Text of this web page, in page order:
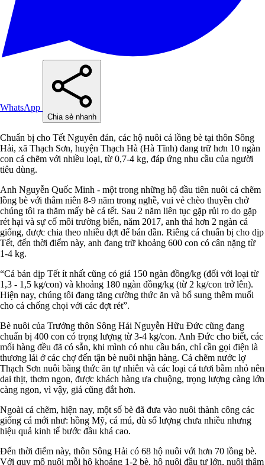
WhatsApp
Chia sẻ nhanh
Chuẩn bị cho Tết Nguyên đán, các hộ nuôi cá lồng bè tại thôn Sông
Hải, xã Thạch Sơn, huyện Thạch Hà (Hà Tĩnh) đang trữ hơn 10 ngàn
con cá chẽm với nhiều loại, từ 0,7-4 kg, đáp ứng nhu cầu của người
tiêu dùng.
Anh Nguyễn Quốc Minh - một trong những hộ đầu tiên nuôi cá chẽm
lồng bè với thâm niên 8-9 năm trong nghề, vui vẻ chèo thuyền chở
chúng tôi ra thăm mấy bè cá tết. Sau 2 năm liên tục gặp rủi ro do gặp
rét hại và sự cố môi trường biển, năm 2017, anh thả hơn 2 ngàn cá
giống, được chia theo nhiều đợt để bán dần. Riêng cá chuẩn bị cho dịp
Tết, đến thời điểm này, anh đang trữ khoảng 600 con có cân nặng từ
1-4 kg.
“Cá bán dịp Tết ít nhất cũng có giá 150 ngàn đồng/kg (đối với loại từ
1,3 - 1,5 kg/con) và khoảng 180 ngàn đồng/kg (từ 2 kg/con trở lên).
Hiện nay, chúng tôi đang tăng cường thức ăn và bổ sung thêm muối
cho cá chống chọi với các đợt rét”.
Bè nuôi của Trưởng thôn Sông Hải Nguyễn Hữu Đức cũng đang
chuẩn bị 400 con có trọng lượng từ 3-4 kg/con. Anh Đức cho biết, các
mối hàng đều đã có sẵn, khi mình có nhu cầu bán, chỉ cần gọi điện là
thương lái ở các chợ đến tận bè nuôi nhận hàng. Cá chẽm nước lợ
Thạch Sơn nuôi bằng thức ăn tự nhiên và các loại cá tươi bằm nhỏ nên
dai thịt, thơm ngon, được khách hàng ưa chuộng, trọng lượng càng lớn
càng ngon, vì vậy, giá cũng đắt hơn.
Ngoài cá chẽm, hiện nay, một số bè đã đưa vào nuôi thành công các
giống cá mới như: hồng Mỹ, cá mú, dù số lượng chưa nhiều nhưng
hiệu quả kinh tế bước đầu khá cao.
Đến thời điểm này, thôn Sông Hải có 68 hộ nuôi với hơn 70 lồng bè.
Với quy mô nuôi mỗi hộ khoảng 1-2 bè, hộ nuôi đầu tư lớn, nuôi thâm